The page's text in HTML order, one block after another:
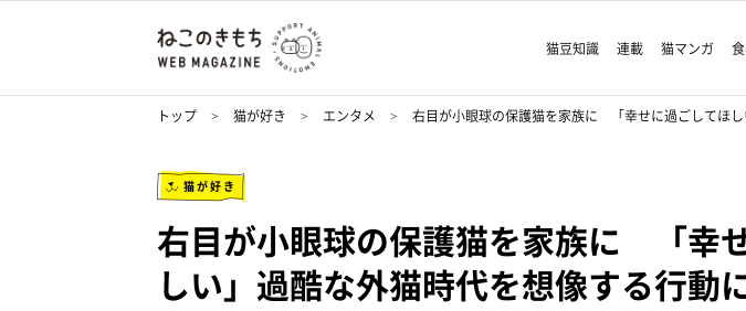
猫豆知識 連載 猫マンガ
トップ 猫が好き エンタメ 右目が小眼球の保護猫を家族に 「幸せに過ごしてほ
猫が好き
右目が小眼球の保護猫を家族に 「幸
しい」過酷な外猫時代を想像する行動